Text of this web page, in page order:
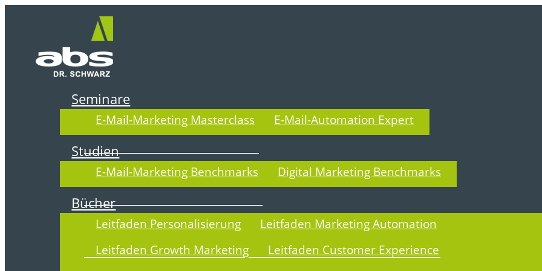
springen
Seminare
E-Mail-Marketing Masterclass E-Mail-Automation Expert
Studien
E-Mail-Marketing Benchmarks Digital Marketing Benchmarks
Bücher
Leitfaden Personalisierung
Leitfaden Marketing Automation
Leitfaden Growth Marketing
Leitfaden Customer Experience
DER ABSOLIT BLOG